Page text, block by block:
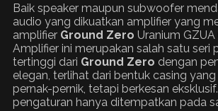
Baik speaker maupun subwoofer
audio yang dikuatkan amplifier yang
amplifier Ground Zero Uranium
Amplifier ini merupakan salah satu seri
tertinggi dari Ground Zero dengan
elegan, terlihat dari bentuk casing
pernak-pernik, tetapi berkesan
pengaturan hanya ditempatkan pada